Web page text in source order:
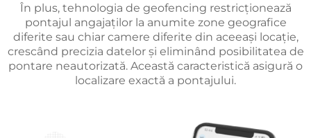
În plus, tehnologia de geofencing restricționează
pontajul angajaților la anumite zone geografice
diferite sau chiar camere diferite din aceeași locație,
crescând precizia datelor și eliminând posibilitatea de
pontare neautorizată. Această caracteristică asigură o
localizare exactă a pontajului.